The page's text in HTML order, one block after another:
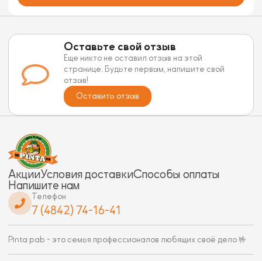
Оставьте свой отзыв
Еще никто не оставил отзыв на этой
странице. Будьте первым, напишите свой
отзыв!
Оставить отзыв
АкцииУсловия доставкиСпособы оплаты
Напишите нам
Телефон
7 (4842) 74-16-41
Pinta pab - это семья профессионалов любящих своё дело 🤟